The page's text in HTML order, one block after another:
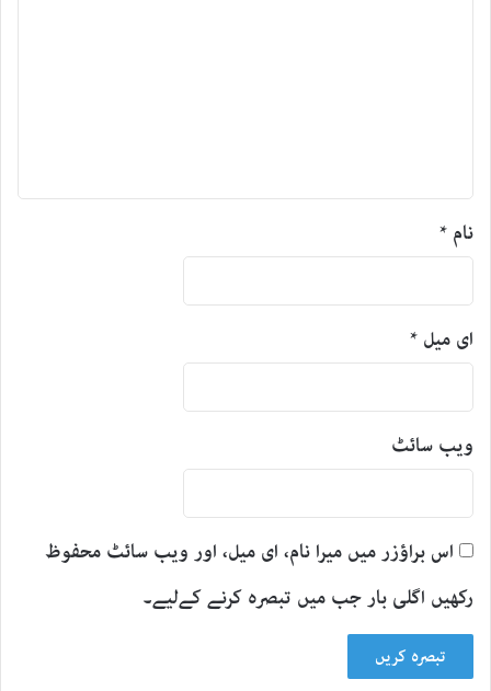
نام *
ای میل *
ویب‌ سائٹ
اس براؤزر میں میرا نام، ای میل، اور ویب سائٹ محفوظ
رکھیں اگلی بار جب میں تبصرہ کرنے کےلیے۔